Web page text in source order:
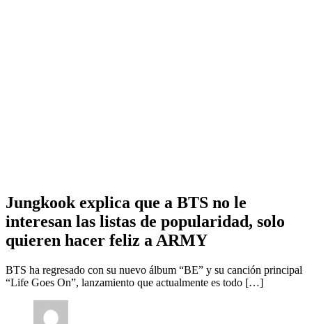
Jungkook explica que a BTS no le
interesan las listas de popularidad, solo
quieren hacer feliz a ARMY
BTS ha regresado con su nuevo álbum “BE” y su canción principal
“Life Goes On”, lanzamiento que actualmente es todo […]